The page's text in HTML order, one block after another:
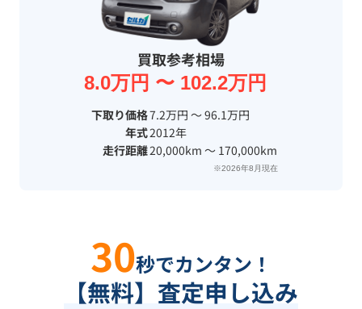
買取参考相場
8.0万円 〜 102.2万円
下取り価格7.2万円 〜 96.1万円
年式2012年
走行距離20,000km 〜 170,000km
※2026年8月現在
30秒でカンタン！
【無料】査定申し込み